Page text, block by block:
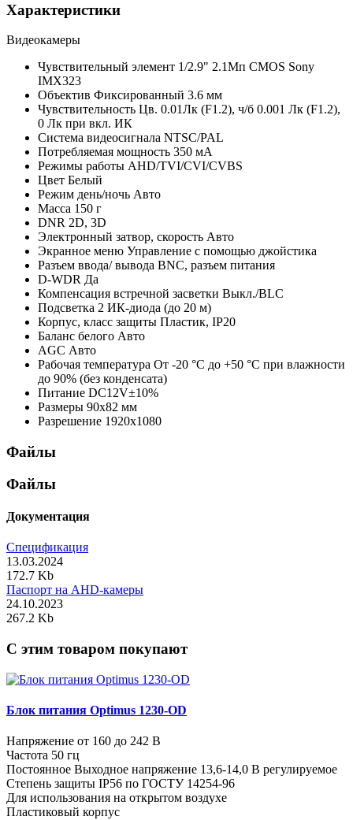
Характеристики
Видеокамеры
Чувствительный элемент 1/2.9" 2.1Мп CMOS Sony
IMX323
Объектив Фиксированный 3.6 мм
Чувствительность Цв. 0.01Лк (F1.2), ч/б 0.001 Лк (F1.2),
0 Лк при вкл. ИК
Система видеосигнала NTSC/PAL
Потребляемая мощность 350 мА
Режимы работы AHD/TVI/CVI/CVBS
Цвет Белый
Режим день/ночь Авто
Масса 150 г
DNR 2D, 3D
Электронный затвор, скорость Авто
Экранное меню Управление с помощью джойстика
Разъем ввода/ вывода BNC, разъем питания
D-WDR Да
Компенсация встречной засветки Выкл./BLC
Подсветка 2 ИК-диода (до 20 м)
Корпус, класс защиты Пластик, IP20
Баланс белого Авто
AGC Авто
Рабочая температура От -20 °С до +50 °С при влажности
до 90% (без конденсата)
Питание DC12V±10%
Размеры 90х82 мм
Разрешение 1920х1080
Файлы
Файлы
Документация
Спецификация
13.03.2024
172.7 Kb
Паспорт на AHD-камеры
24.10.2023
267.2 Kb
C этим товаром покупают
Блок питания Optimus 1230-OD
Напряжение от 160 до 242 В
Частота 50 гц
Постоянное Выходное напряжение 13,6-14,0 В регулируемое
Степень защиты IP56 по ГОСТУ 14254-96
Для использования на открытом воздухе
Пластиковый корпус